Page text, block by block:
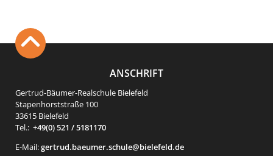
ANSCHRIFT
Gertrud-Bäumer-Realschule Bielefeld
Stapenhorststraße 100
33615 Bielefeld
Tel.: +49(0) 521 / 5181170
E-Mail:gertrud.baeumer.schule@bielefeld.de